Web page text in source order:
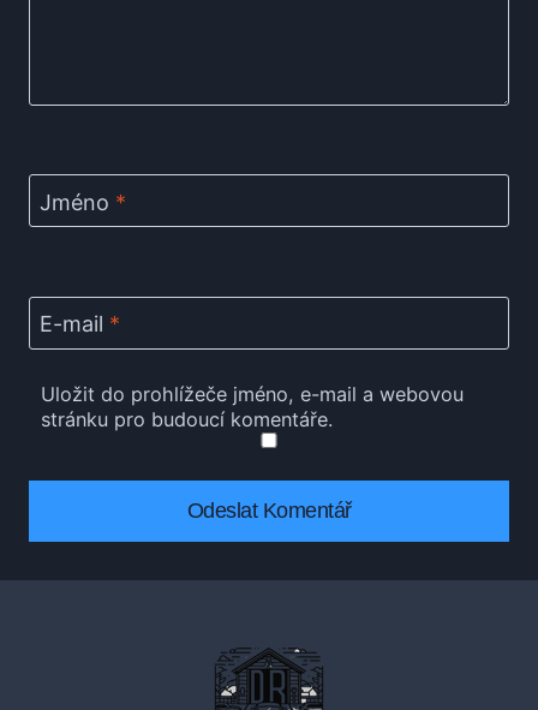
Jméno *
E-mail *
Uložit do prohlížeče jméno, e-mail a webovou
stránku pro budoucí komentáře.